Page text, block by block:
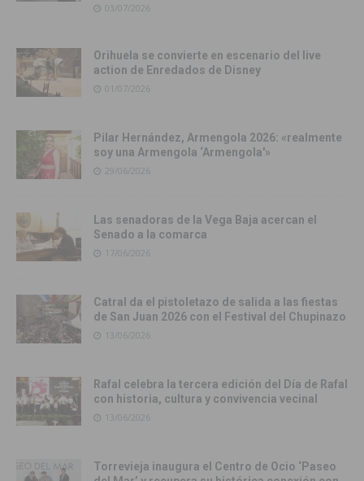
03/07/2026
Orihuela se convierte en escenario del live
action de Enredados de Disney
01/07/2026
Pilar Hernández, Armengola 2026: «realmente
soy una Armengola ‘Armengola'»
29/06/2026
Las senadoras de la Vega Baja acercan el
Senado a la comarca
17/06/2026
Catral da el pistoletazo de salida a las fiestas
de San Juan 2026 con el Festival del Chupinazo
13/06/2026
Rafal celebra la tercera edición del Día de Rafal
con historia, cultura y convivencia vecinal
13/06/2026
Torrevieja inaugura el Centro de Ocio ‘Paseo